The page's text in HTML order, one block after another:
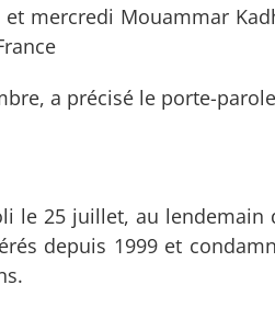
mercredi Mouammar
a précisé le porte-
le 25 juillet, au
depuis 1999 et